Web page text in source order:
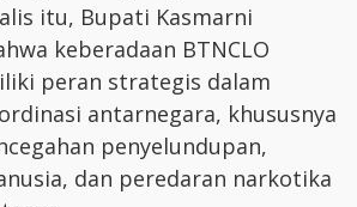
itu, Bupati Kasmarni
keberadaan BTNCLO
peran strategis dalam
antarnegara, khususnya
penyelundupan,
dan peredaran narkotika